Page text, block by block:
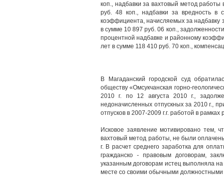
коп., надбавки за вахтовый метод
руб. 48 коп., надбавки за вредность
коэффициента, начисляемых за надбавку
в сумме 10 897 руб. 06 коп.,
процентной надбавке и районному
лет в сумме 118 410 руб. 70 коп.,
В Магаданский городской суд
обществу «Омсукчанская горно-
2010 г. по 12 августа 2010 г.,
недоначисленных отпускных за 2010 г.,
отпусков в 2007-2009 г.г. работой в
Исковое заявление мотивировано тем,
вахтовый метод работы, не были
г. В расчет среднего заработка для
гражданско - правовым договорам,
указанным договорам истец выполняла
месте со своими обычными должностными